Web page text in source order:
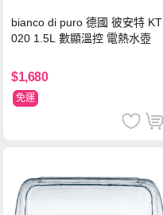
bianco di puro 德國 彼安特 KT
020 1.5L 數顯溫控 電熱水壺
$1,680
免運